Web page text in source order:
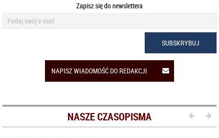
Zapisz się do newslettera
SUBSKRYBUJ
NAPISZ WIADOMOŚĆ DO REDAKCJI
NASZE CZASOPISMA